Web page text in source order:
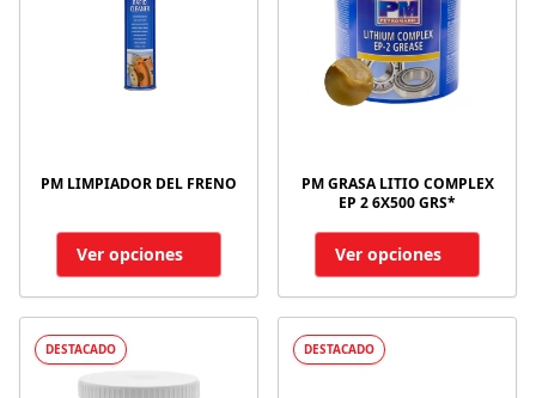
PM LIMPIADOR DEL FRENO
Ver opciones
PM GRASA LITIO COMPLEX
EP 2 6X500 GRS*
Ver opciones
DESTACADO DESTACADO